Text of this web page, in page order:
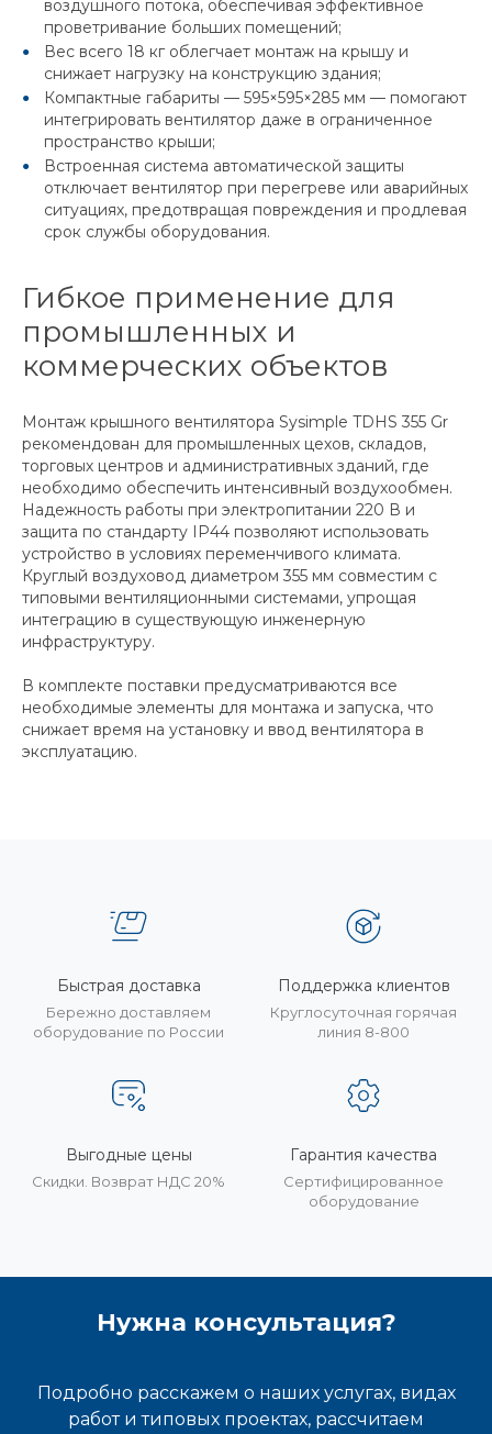
воздушного потока, обеспечивая эффективное
проветривание больших помещений;
Вес всего 18 кг облегчает монтаж на крышу и
снижает нагрузку на конструкцию здания;
Компактные габариты — 595×595×285 мм — помогают
интегрировать вентилятор даже в ограниченное
пространство крыши;
Встроенная система автоматической защиты
отключает вентилятор при перегреве или аварийных
ситуациях, предотвращая повреждения и продлевая
срок службы оборудования.
Гибкое применение для
промышленных и
коммерческих объектов
Монтаж крышного вентилятора Sysimple TDHS 355 Gr
рекомендован для промышленных цехов, складов,
торговых центров и административных зданий, где
необходимо обеспечить интенсивный воздухообмен.
Надежность работы при электропитании 220 В и
защита по стандарту IP44 позволяют использовать
устройство в условиях переменчивого климата.
Круглый воздуховод диаметром 355 мм совместим с
типовыми вентиляционными системами, упрощая
интеграцию в существующую инженерную
инфраструктуру.
В комплекте поставки предусматриваются все
необходимые элементы для монтажа и запуска, что
снижает время на установку и ввод вентилятора в
эксплуатацию.
Быстрая доставка
Бережно доставляем
оборудование по России
Поддержка клиентов
Круглосуточная горячая
линия 8-800
Выгодные цены
Скидки. Возврат НДС 20%
Гарантия качества
Сертифицированное
оборудование
Нужна консультация?
Подробно расскажем о наших услугах, видах
работ и типовых проектах, рассчитаем